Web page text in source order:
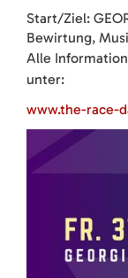
Start/Ziel:
Bewirtung,
Alle
unter:
www.the-race-